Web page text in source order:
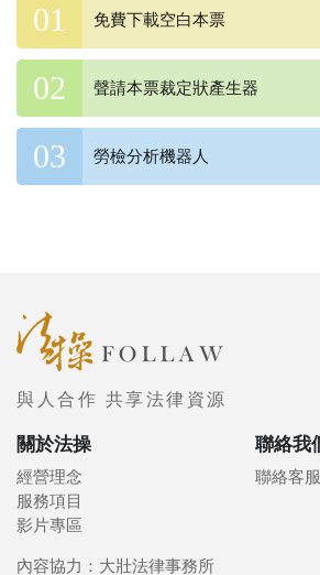
免費下載空白本票
聲請本票裁定狀產生器
勞檢分析機器人
與人合作 共享法律資源
關於法操
經營理念
服務項目
影片專區
聯絡我
聯絡客服
內容協力：大壯法律事務所